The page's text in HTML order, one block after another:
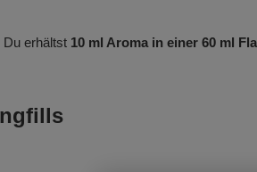
Du erhältst 10 ml Aroma in einer 60 ml